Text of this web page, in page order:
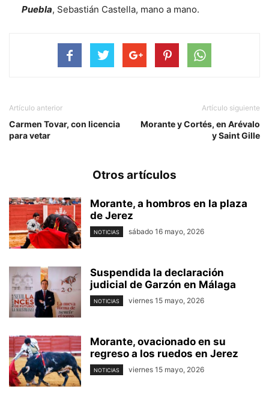
Puebla, Sebastián Castella, mano a mano.
Artículo anterior
Carmen Tovar, con licencia
para vetar
Artículo siguiente
Morante y Cortés, en Arévalo
y Saint Gille
Otros artículos
Morante, a hombros en la plaza
de Jerez
NOTICIAS sábado 16 mayo, 2026
Suspendida la declaración
judicial de Garzón en Málaga
NOTICIAS viernes 15 mayo, 2026
Morante, ovacionado en su
regreso a los ruedos en Jerez
NOTICIAS viernes 15 mayo, 2026